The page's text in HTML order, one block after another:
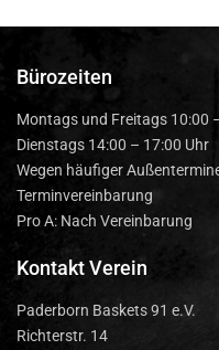
Bürozeiten
Montags und Freitags 10:00
Dienstags 14:00 – 17:00 Uhr
Wegen häufiger
Terminvereinbarung
Pro A: Nach Vereinbarung
Kontakt Verein
Paderborn Baskets 91 e.V.
Richterstr. 14